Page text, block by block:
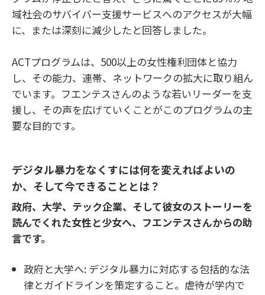
域社会のサバイバー支援サービスへのアクセスが大幅
に、または深刻に減少したと回答しました。
ACTプログラムは、500以上の女性権利団体と協力
し、その能力、連帯、ネットワークの拡大に取り組ん
でいます。フエンテスさんのような若いリーダーを支
援し、その声を広げていくことがこのプログラムの主
要な目的です。
デジタル暴力をなくすには何を変えればよいの
か、そして今できることとは？
政府、大学、テック企業、そして彼女のストーリーを
読んでくれた女性と少女へ、フエンテスさんからの助
言です。
政府と大学へ: デジタル暴力に対応する包括的な法
律とガイドラインを策定すること。虐待が学内で